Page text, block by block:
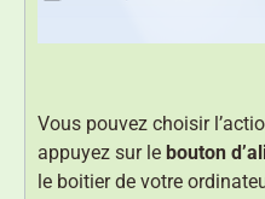
Vous pouvez choisir
appuyez sur le bouton
le boitier de votre